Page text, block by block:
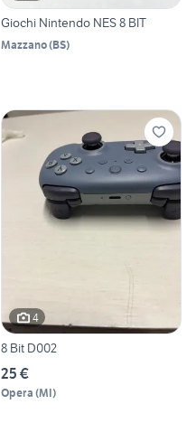
Giochi Nintendo NES 8 BIT
Mazzano(BS)
4
8 Bit D002
25 €
Opera (MI)